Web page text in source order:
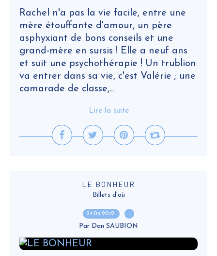
Rachel n'a pas la vie facile, entre une
mère étouffante d'amour, un père
asphyxiant de bons conseils et une
grand-mère en sursis ! Elle a neuf ans
et suit une psychothérapie ! Un trublion
va entrer dans sa vie, c'est Valérie ; une
camarade de classe,...
Lire la suite
LE BONHEUR
Billets d'où
24.09.2012 …
Par Dan SAUBION